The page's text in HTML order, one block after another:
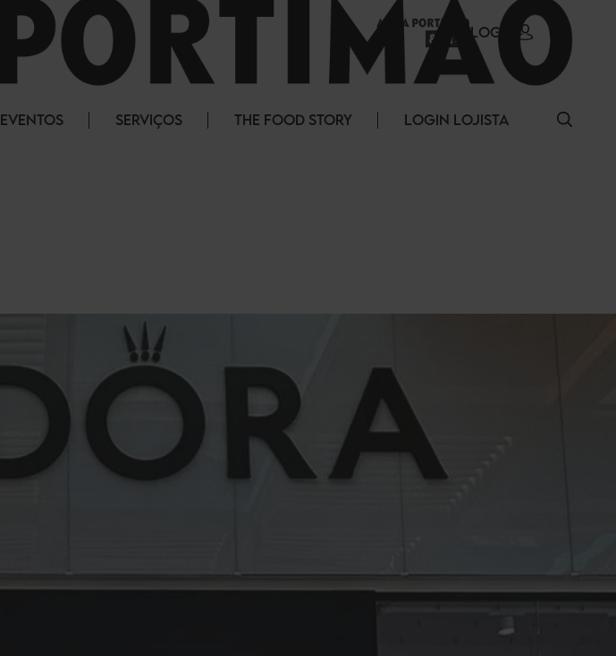
LOGIN
EVENTOS SERVIÇOS THE FOOD STORY LOGIN LOJISTA